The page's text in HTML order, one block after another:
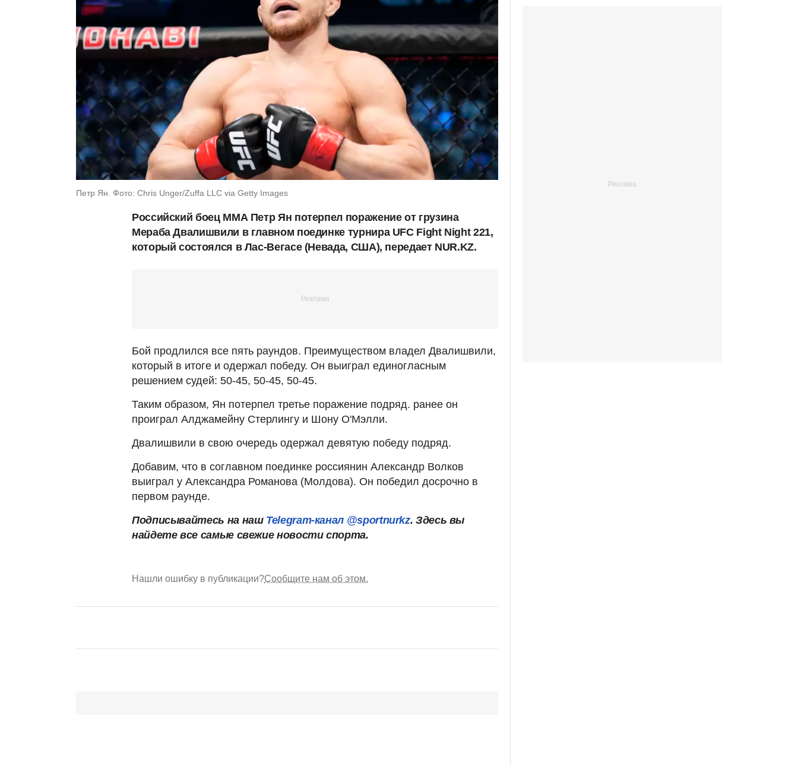
Петр Ян. Фото: Chris Unger/Zuffa LLC via Getty Images
Российский боец ММА Петр Ян потерпел поражение от грузина
Мераба Двалишвили в главном поединке турнира UFC Fight Night 221,
который состоялся в Лас-Вегасе (Невада, США), передает NUR.KZ.
Бой продлился все пять раундов. Преимуществом владел Двалишвили,
который в итоге и одержал победу. Он выиграл единогласным
решением судей: 50-45, 50-45, 50-45.
Таким образом, Ян потерпел третье поражение подряд. ранее он
проиграл Алджамейну Стерлингу и Шону О'Мэлли.
Двалишвили в свою очередь одержал девятую победу подряд.
Добавим, что в соглавном поединке россиянин Александр Волков
выиграл у Александра Романова (Молдова). Он победил досрочно в
первом раунде.
Подписывайтесь на наш Telegram-канал @sportnurkz. Здесь вы
найдете все самые свежие новости спорта.
Нашли ошибку в публикации?Сообщите нам об этом.